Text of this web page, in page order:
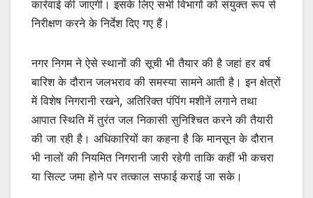
कार्रवाई की जाएगी। इसके लिए सभी विभागों को संयुक्त रूप से
निरीक्षण करने के निर्देश दिए गए हैं।
नगर निगम ने ऐसे स्थानों की सूची भी तैयार की है जहां हर वर्ष
बारिश के दौरान जलभराव की समस्या सामने आती है। इन क्षेत्रों
में विशेष निगरानी रखने, अतिरिक्त पंपिंग मशीनें लगाने तथा
आपात स्थिति में तुरंत जल निकासी सुनिश्चित करने की तैयारी
की जा रही है। अधिकारियों का कहना है कि मानसून के दौरान
भी नालों की नियमित निगरानी जारी रहेगी ताकि कहीं भी कचरा
या सिल्ट जमा होने पर तत्काल सफाई कराई जा सके।